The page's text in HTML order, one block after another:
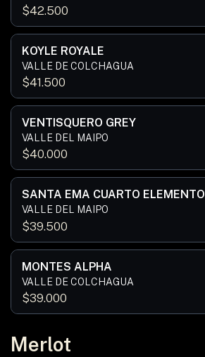
$42.500
KOYLE ROYALE
VALLE DE COLCHAGUA
$41.500
VENTISQUERO GREY
VALLE DEL MAIPO
$40.000
SANTA EMA CUARTO ELEMENTO
VALLE DEL MAIPO
$39.500
MONTES ALPHA
VALLE DE COLCHAGUA
$39.000
Merlot